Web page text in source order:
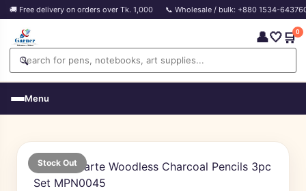
🚚 Free delivery on orders over Tk. 1,000 📞 Wholesale / bulk: +880 1534-
🔍
👤🤍🛒0
Menu
Stock Out